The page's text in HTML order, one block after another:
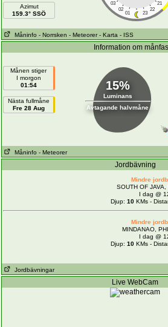
Azimut
159.3° SSÖ
03
21
02
22
01 23
Måninfo - Norrsken - Meteorer - Karta - ISS
Information om
Månen stiger
I morgon
01:54
Nästa fullmåne
Fre 28 Aug
15%
Luminans
Avtagande halvmåne
Måninfo - Meteorer
Jordbävning
Mindre
SOUTH OF JAVA,
I dag @
Djup:10 KMs -
Mindre
MINDANAO,
I dag @
Djup:10 KMs -
Jordbävningar
Live WebCam